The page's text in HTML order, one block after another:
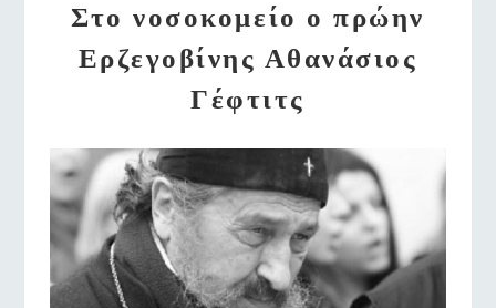
Στο νοσοκομείο ο πρώην
Ερζεγοβίνης Αθανάσιος
Γέφτιτς